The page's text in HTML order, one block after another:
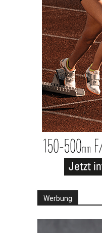
Werbung